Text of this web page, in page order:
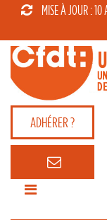
MISE À JOUR :
ADHÉRER ?